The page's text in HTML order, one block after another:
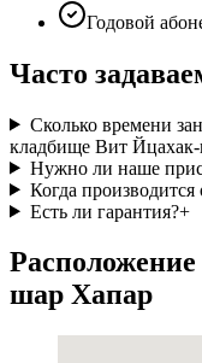
Годовой
Часто
Сколько времени
кладбище Вит
Нужно ли наше
Когда производится
Есть ли гарантия?+
шар Хапар